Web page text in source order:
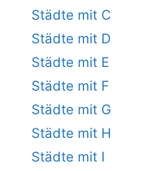
Städte mit C
Städte mit D
Städte mit E
Städte mit F
Städte mit G
Städte mit H
Städte mit I